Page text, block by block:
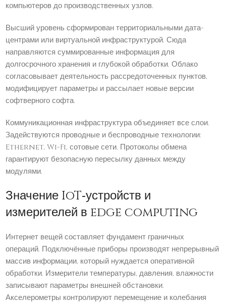
компьютеров до производственных узлов.
Высший уровень сформирован территориальными дата-
центрами или виртуальной инфраструктурой. Сюда
направляются суммированные информация для
долгосрочного хранения и глубокой обработки. Облако
согласовывает деятельность рассредоточенных пунктов,
модифицирует параметры и рассылает новые версии
софтверного софта.
Коммуникационная инфраструктура объединяет все слои.
Задействуются проводные и беспроводные технологии:
Ethernet, Wi-Fi, сотовые сети. Протоколы обмена
гарантируют безопасную пересылку данных между
модулями.
Значение IoT‑устройств и
измерителей в edge computing
Интернет вещей составляет фундамент граничных
операций. Подключённые приборы производят непрерывный
массив информации, который нуждается оперативной
обработки. Измерители температуры, давления, влажности
записывают параметры внешней обстановки.
Акселерометры контролируют перемещение и колебания